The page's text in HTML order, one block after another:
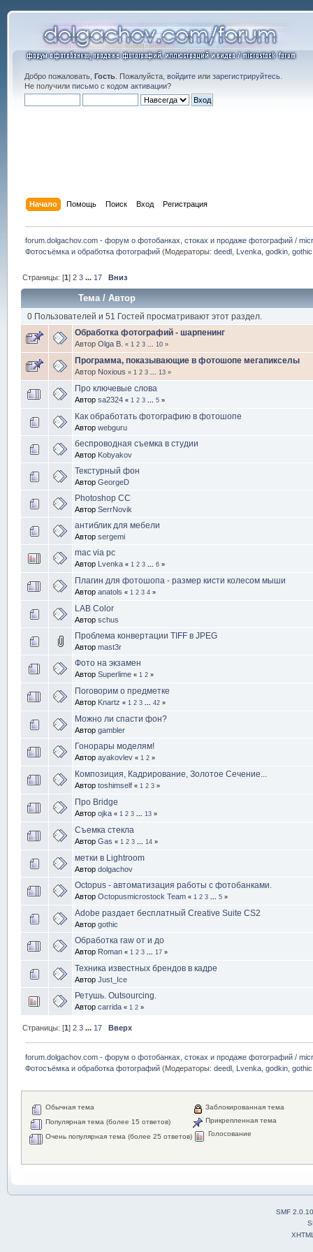
Добро пожаловать, Гость. Пожалуйста, войдитеили зарегистрируйтесь.
Не получили письмо с кодом активации?
Начало Помощь Поиск Вход Регистрация
forum.dolgachov.com - форум о фотобанках, стоках и продаже фотографий /
Фотосъёмка и обработка фотографий (Модераторы:deedl Lvenka ,godkin ,gothic
Страницы: [1]2 3 ... 17 Вниз
Тема/ Автор
0 Пользователей и 51 Гостей просматривают этот раздел.
Обработка фотографий - шарпенинг
Автор Olga B. « 1 2 3 10»
Программа, показывающие в фотошопе мегапикселы
Автор Noxious « 1 2 3 13»
Про ключевые слова
Автор sa2324 « 1 2 3 5»
Как обработать фотографию в фотошопе
Автор webguru
беспроводная съемка в студии
Автор Kobyakov
Текстурный фон
Автор GeorgeD
Photoshop CC
Автор SerrNovik
антиблик для мебели
Автор sergemi
mac via pc
Автор Lvenka « 1 2 3 6»
Плагин для фотошопа - размер кисти колесом мыши
Автор anatols « 1 2 3 4»
LAB Color
Автор schus
Проблема конвертации TIFF в JPEG
Автор mast3r
Фото на экзамен
Автор Superlime « 1 2»
Поговорим о предметке
Автор Knartz « 1 2 3 42»
Можно ли спасти фон?
Автор gambler
Гонорары моделям!
Автор ayakovlev « 1 2»
Композиция, Кадрирование, Золотое Сечение...
Автор toshimself « 1 2 3»
Про Bridge
Автор ojka « 1 2 3 13»
Съемка стекла
Автор Gas « 1 2 3 14»
метки в Lightroom
Автор dolgachov
Octopus - автоматизация работы с фотобанками.
Автор Octopusmicrostock Team « 1 2 3 5»
Adobe раздает бесплатный Creative Suite CS2
Автор gothic
Обработка raw от и до
Автор Roman « 1 2 3 17»
Техника известных брендов в кадре
Автор Just_Ice
Ретушь. Outsourcing.
Автор carrida « 1 2»
Страницы: [1]2 3 ... 17 Вверх
forum.dolgachov.com - форум о фотобанках, стоках и продаже фотографий /
Фотосъёмка и обработка фотографий (Модераторы:deedl Lvenka ,godkin ,gothic
Обычная тема
Популярная тема (более 15 ответов)
Очень популярная тема (более 25 ответов)
Заблокированная тема
Прикрепленная тема
Голосование
SMF